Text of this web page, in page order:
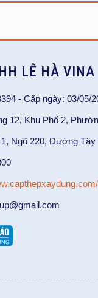
LÊ HÀ VINA
- Cấp ngày: 03/05/
12, Khu Phố 2,
1, Ngõ 220, Đường